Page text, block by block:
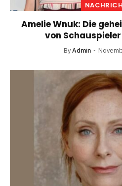
Amelie Wnuk: Die
von
ByAdmin